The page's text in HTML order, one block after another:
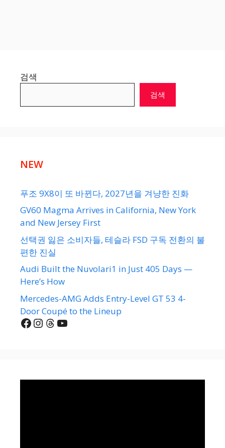
검색
검색
NEW
푸조 9X8이 또 바뀐다, 2027년을 겨냥한 진화
GV60 Magma Arrives in California, New York
and New Jersey First
선택권 잃은 소비자들, 테슬라 FSD 구독 전환의 불
편한 진실
Audi Built the Nuvolari1 in Just 405 Days —
Here’s How
Mercedes-AMG Adds Entry-Level GT 53 4-
Door Coupé to the Lineup
Facebook
Instagram
Threads
YouTube